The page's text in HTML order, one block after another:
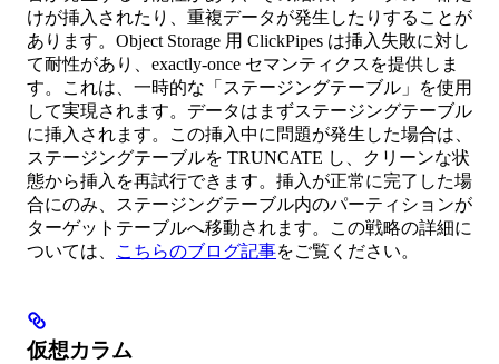
けが挿入されたり、重複データが発生したりすることが
あります。Object Storage 用 ClickPipes は挿入失敗に対し
て耐性があり、exactly-once セマンティクスを提供しま
す。これは、一時的な「ステージングテーブル」を使用
して実現されます。データはまずステージングテーブル
に挿入されます。この挿入中に問題が発生した場合は、
ステージングテーブルを TRUNCATE し、クリーンな状
態から挿入を再試行できます。挿入が正常に完了した場
合にのみ、ステージングテーブル内のパーティションが
ターゲットテーブルへ移動されます。この戦略の詳細に
ついては、
こちらのブログ記事をご覧ください。
仮想カラム